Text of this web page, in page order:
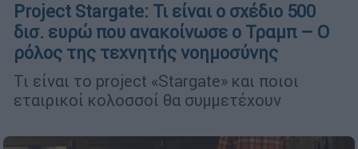
Project Stargate: Τι είναι ο σχέδιο 500
δισ. ευρώ που ανακοίνωσε ο Τραμπ – Ο
ρόλος της τεχνητής νοημοσύνης
Τι είναι το project «Stargate» και ποιοι
εταιρικοί κολοσσοί θα συμμετέχουν